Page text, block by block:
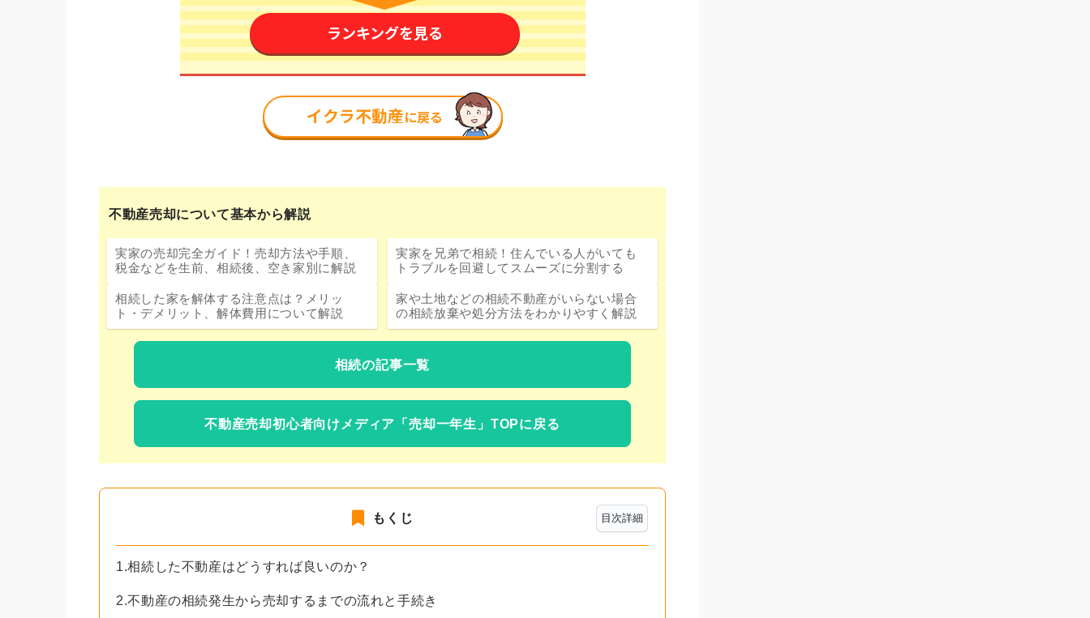
不動産売却について基本から解説
実家の売却完全ガイド！売却方法や手順、
税金などを生前、相続後、空き家別に解説
実家を兄弟で相続！住んでいる人がいても
トラブルを回避してスムーズに分割する
相続した家を解体する注意点は？メリッ
ト・デメリット、解体費用について解説
家や土地などの相続不動産がいらない場合
の相続放棄や処分方法をわかりやすく解説
相続の記事一覧
不動産売却初心者向けメディア 「売却一年生」TOPに戻る
目次詳細
もくじ
1.相続した不動産はどうすれば良いのか？
2.不動産の相続発生から売却するまでの流れと手続き